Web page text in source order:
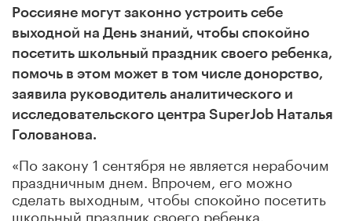
Россияне могут законно устроить себе
выходной на День знаний, чтобы спокойно
посетить школьный праздник своего ребенка,
помочь в этом может в том числе донорство,
заявила руководитель аналитического и
исследовательского центра SuperJob Наталья
Голованова.
«По закону 1 сентября не является нерабочим
праздничным днем. Впрочем, его можно
сделать выходным, чтобы спокойно посетить
школьный праздник своего ребенка.